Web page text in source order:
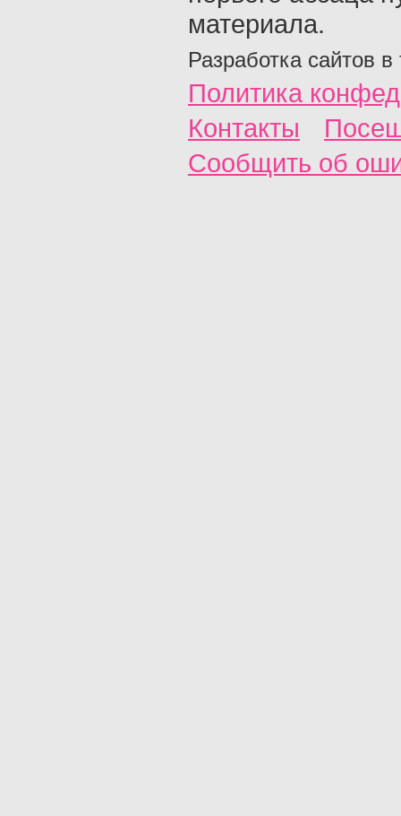
материала.
Разработка сайтов в
Политика
Контакты
Сообщить об